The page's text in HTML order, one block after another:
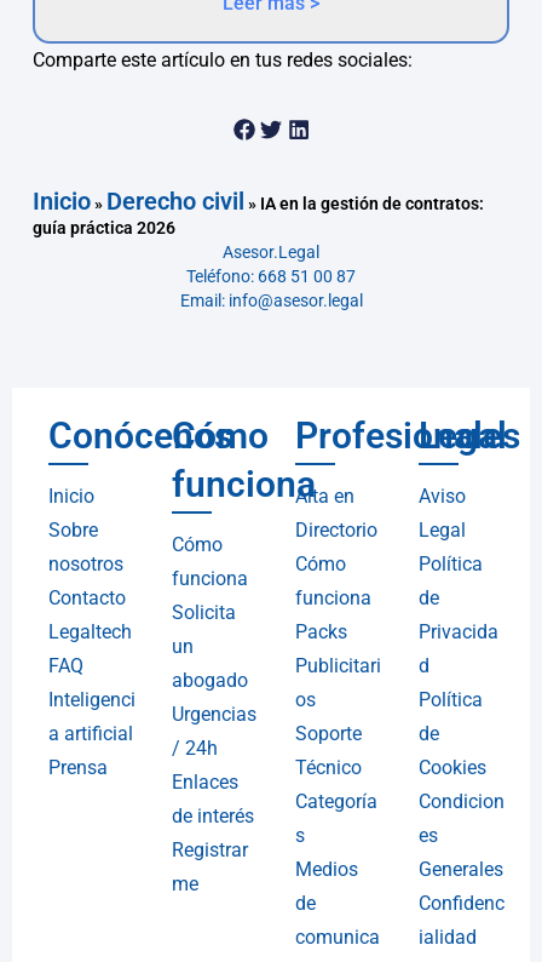
Comparte este artículo en tus redes sociales:
Inicio» Derecho civil » IA en la gestión de contratos:
guía práctica 2026
Asesor.Legal
Teléfono: 668 51 00 87
Email: info@asesor.legal
Conócenos
Inicio
Sobre
nosotros
Contacto
Legaltech
FAQ
Inteligenci
a artificial
Prensa
Cómo
funciona
Cómo
funciona
Solicita
un
abogado
Urgencias
/ 24h
Enlaces
de interés
Registrar
me
Profesionales
Alta en
Directorio
Cómo
funciona
Packs
Publicitari
os
Soporte
Técnico
Categoría
s
Medios
de
comunica
Legal
Aviso
Legal
Política
de
Privacida
d
Política
de
Cookies
Condicion
es
Generales
Confidenc
ialidad